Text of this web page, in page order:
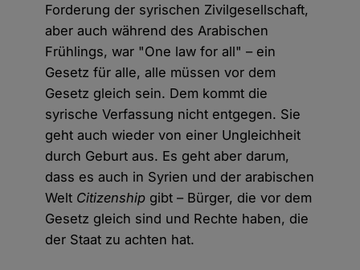
Forderung der syrischen Zivilgesellschaft,
aber auch während des Arabischen
Frühlings, war "One law for all" – ein
Gesetz für alle, alle müssen vor dem
Gesetz gleich sein. Dem kommt die
syrische Verfassung nicht entgegen. Sie
geht auch wieder von einer Ungleichheit
durch Geburt aus. Es geht aber darum,
dass es auch in Syrien und der arabischen
Welt Citizenship gibt – Bürger, die vor dem
Gesetz gleich sind und Rechte haben, die
der Staat zu achten hat.